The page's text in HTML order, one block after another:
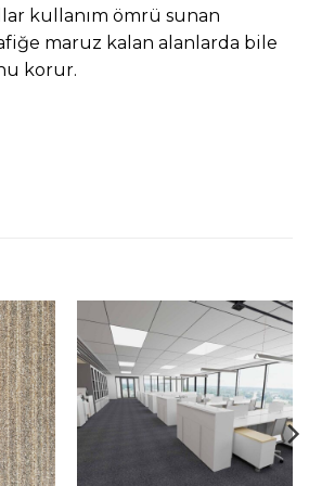
kullanım ömrü sunan
maruz kalan alanlarda bile
korur.